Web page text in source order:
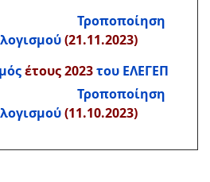
(21.11.2023)
έτους 2023του ΕΛΕΓΕΠ
(11.10.2023)